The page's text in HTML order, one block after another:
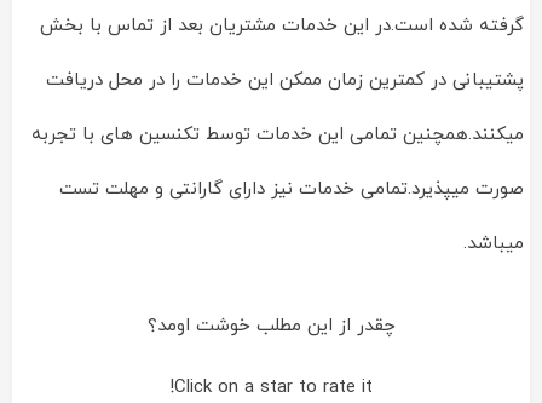
گرفته شده است.در این خدمات مشتریان بعد از تماس با بخش
پشتیبانی در کمترین زمان ممکن این خدمات را در محل دریافت
میکنند.همچنین تمامی این خدمات توسط تکنسین های با تجربه
صورت میپذیرد.تمامی خدمات نیز دارای گارانتی و مهلت تست
میباشد.
چقدر از این مطلب خوشت اومد؟
Click on a star to rate it!